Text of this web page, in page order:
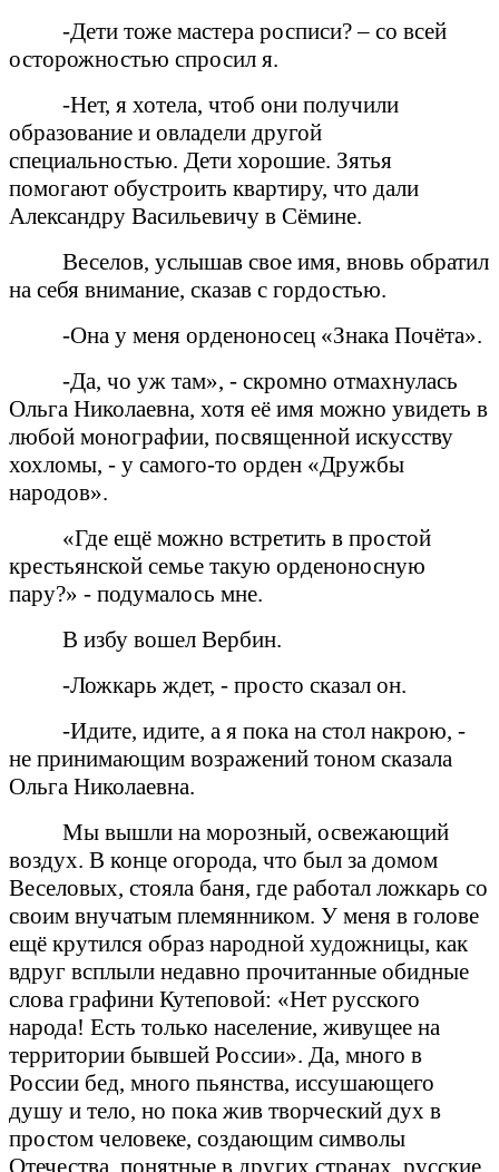
-Дети тоже мастера росписи? – со всей
осторожностью спросил я.
-Нет, я хотела, чтоб они получили
образование и овладели другой
специальностью. Дети хорошие. Зятья
помогают обустроить квартиру, что дали
Александру Васильевичу в Сёмине.
Веселов, услышав свое имя, вновь обратил
на себя внимание, сказав с гордостью.
-Она у меня орденоносец «Знака Почёта».
-Да, чо уж там», - скромно отмахнулась
Ольга Николаевна, хотя её имя можно увидеть в
любой монографии, посвященной искусству
хохломы, - у самого-то орден «Дружбы
народов».
«Где ещё можно встретить в простой
крестьянской семье такую орденоносную
пару?» - подумалось мне.
В избу вошел Вербин.
-Ложкарь ждет, - просто сказал он.
-Идите, идите, а я пока на стол накрою, -
не принимающим возражений тоном сказала
Ольга Николаевна.
Мы вышли на морозный, освежающий
воздух. В конце огорода, что был за домом
Веселовых, стояла баня, где работал ложкарь со
своим внучатым племянником. У меня в голове
ещё крутился образ народной художницы, как
вдруг всплыли недавно прочитанные обидные
слова графини Кутеповой: «Нет русского
народа! Есть только население, живущее на
территории бывшей России». Да, много в
России бед, много пьянства, иссушающего
душу и тело, но пока жив творческий дух в
простом человеке, создающим символы
Отечества, понятные в других странах, русские